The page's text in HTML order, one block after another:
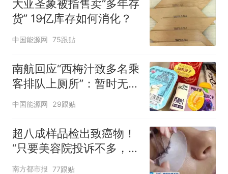
大亚圣象被指售卖“多年存
货” 19亿库存如何消化？
中国能源网 75跟贴
南航回应“西梅汁致多名乘
客排队上厕所”：暂时无法
核查是否发放西梅汁
中国能源网 29跟贴
超八成样品检出致癌物！
“只要美容院投诉不多，店
家就不会更换产品”
南方都市报 77跟贴